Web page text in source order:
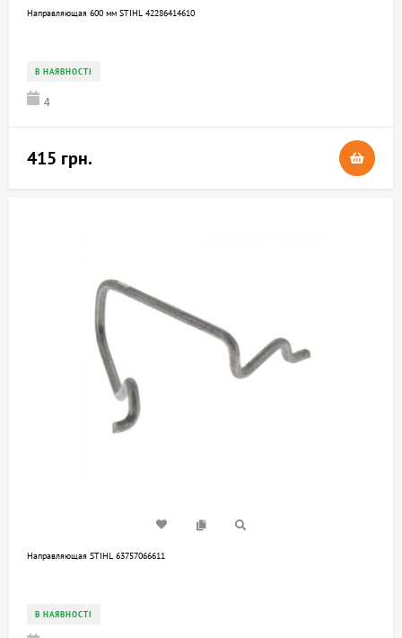
Направляющая 600 мм STIHL 42286414610
В НАЯВНОСТІ
4
415 грн.
Направляющая STIHL 63757066611
В НАЯВНОСТІ